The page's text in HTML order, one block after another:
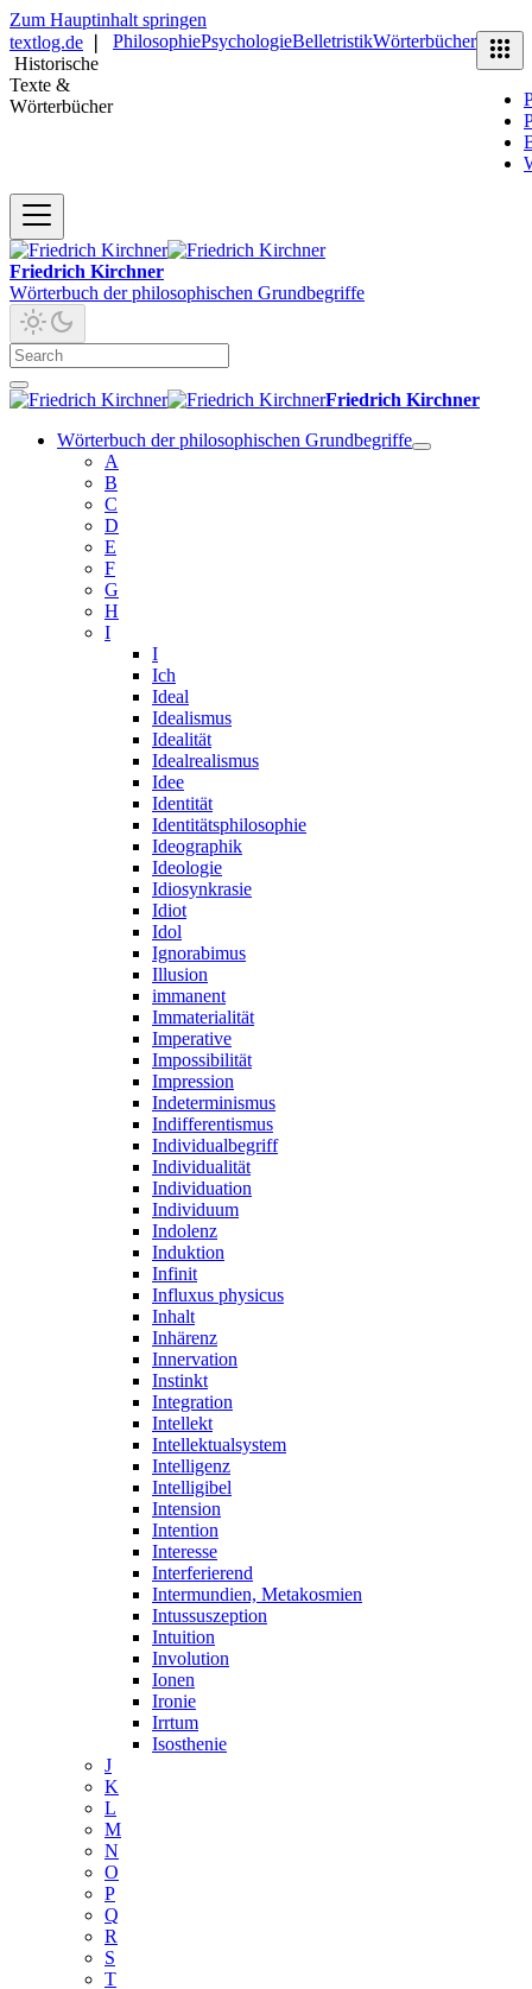
Zum Hauptinhalt springen
textlog.de
Historische
Texte &
Wörterbücher
PhilosophiePsychologieBelletristikWörterbücher
Friedrich Kirchner
Wörterbuch der philosophischen Grundbegriffe
Friedrich Kirchner
Wörterbuch der philosophischen Grundbegriffe
A
B
C
D
E
F
G
H
I
I
Ich
Ideal
Idealismus
Idealität
Idealrealismus
Idee
Identität
Identitätsphilosophie
Ideographik
Ideologie
Idiosynkrasie
Idiot
Idol
Ignorabimus
Illusion
immanent
Immaterialität
Imperative
Impossibilität
Impression
Indeterminismus
Indifferentismus
Individualbegriff
Individualität
Individuation
Individuum
Indolenz
Induktion
Infinit
Influxus physicus
Inhalt
Inhärenz
Innervation
Instinkt
Integration
Intellekt
Intellektualsystem
Intelligenz
Intelligibel
Intension
Intention
Interesse
Interferierend
Intermundien, Metakosmien
Intussuszeption
Intuition
Involution
Ionen
Ironie
Irrtum
Isosthenie
J
K
L
M
N
O
P
Q
R
S
T